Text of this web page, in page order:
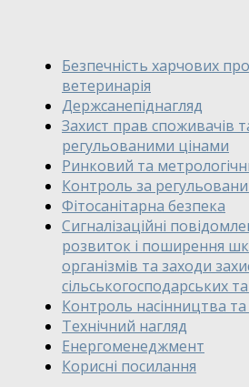
Безпечність харчових
ветеринарія
Держсанепіднагляд
Захист прав споживачів
регульованими цінами
Ринковий та
Контроль за
Фітосанітарна безпека
Сигналізаційні
розвиток і поширення
організмів та заходи
сільськогосподарських
Контроль насінництва
Технічний нагляд
Енергоменеджмент
Корисні посилання